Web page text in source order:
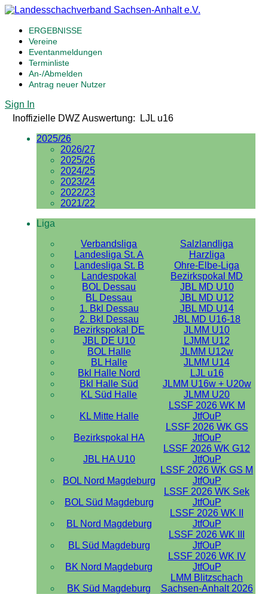
ERGEBNISSE
Vereine
Eventanmeldungen
Terminliste
An-/Abmelden
Antrag neuer Nutzer
Sign In
Inoffizielle DWZ Auswertung: LJL u16
2025/26
2026/27
2025/26
2024/25
2023/24
2022/23
2021/22
Liga
Verbandsliga
Salzlandliga
Landesliga St. A
Harzliga
Landesliga St. B
Ohre-Elbe-Liga
Landespokal
Bezirkspokal MD
BOL Dessau
JBL MD U10
BL Dessau
JBL MD U12
1. Bkl Dessau
JBL MD U14
2. Bkl Dessau
JBL MD U16-18
Bezirkspokal DE
JLMM U10
JBL DE U10
LJMM U12
BOL Halle
JLMM U12w
BL Halle
JLMM U14
Bkl Halle Nord
LJL u16
Bkl Halle Süd
JLMM U16w + U20w
KL Süd Halle
JLMM U20
KL Mitte Halle
LSSF 2026 WK M
JtfOuP
Bezirkspokal HA
LSSF 2026 WK GS
JtfOuP
JBL HA U10
LSSF 2026 WK G12
JtfOuP
BOL Nord Magdeburg
LSSF 2026 WK GS M
JtfOuP
BOL Süd Magdeburg
LSSF 2026 WK Sek
JtfOuP
BL Nord Magdeburg
LSSF 2026 WK II
JtfOuP
BL Süd Magdeburg
LSSF 2026 WK III
JtfOuP
BK Nord Magdeburg
LSSF 2026 WK IV
JtfOuP
BK Süd Magdeburg
LMM Blitzschach
Sachsen-Anhalt 2026